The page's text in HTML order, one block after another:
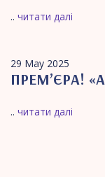
.. читати далі
29 May 2025
ПРЕМʼЄРА!
.. читати далі